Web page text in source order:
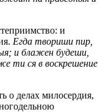
и
Eгда твориши пир,
и блажен будеши,
ти ся в воскрешение
о делах милосердия,